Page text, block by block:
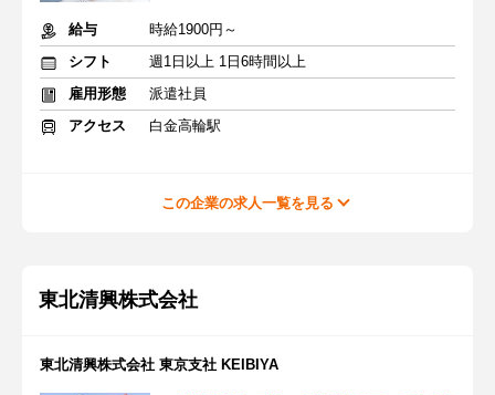
給与
時給1900円～
シフト
週1日以上 1日6時間以上
雇用形態
派遣社員
アクセス
白金高輪駅
この企業の求人一覧を見る
東北清興株式会社
東北清興株式会社 東京支社 KEIBIYA